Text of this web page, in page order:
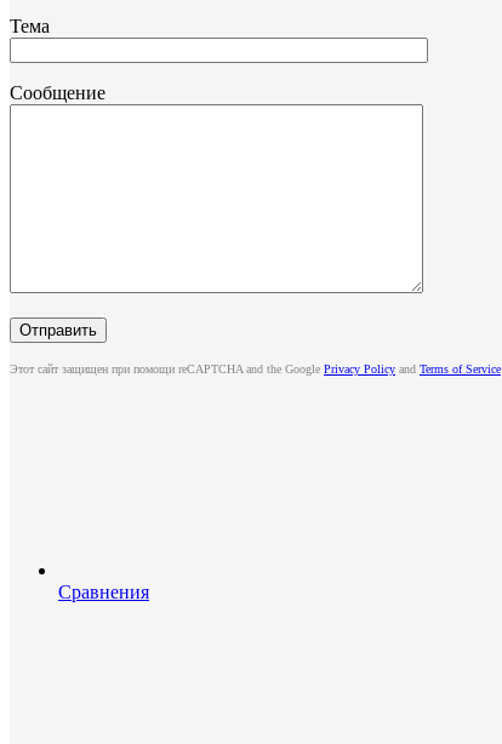
Тема
Сообщение
Этот сайт защищен при помощи reCAPTCHA and the Google Privacy Policy and Terms of Service
Сравнения